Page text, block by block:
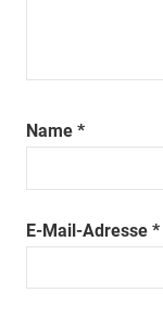
Name *
E-Mail-Adresse *